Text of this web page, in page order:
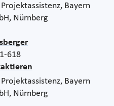
Bayern
Nürnberg
618
Bayern
Nürnberg